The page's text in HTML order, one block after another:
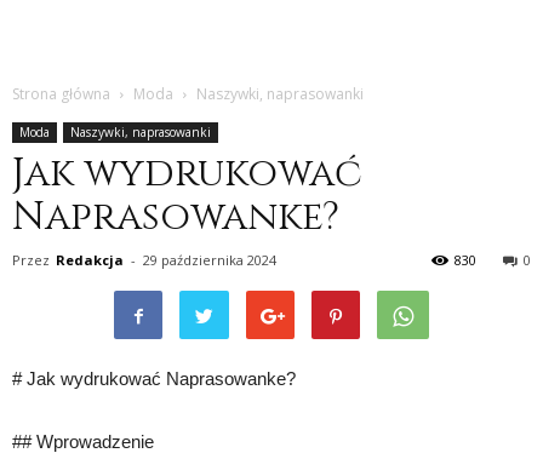
Strona główna Moda Naszywki, naprasowanki
Moda Naszywki, naprasowanki
Jak wydrukować
Naprasowanke?
Przez Redakcja - 29 października 2024 0
830
# Jak wydrukować Naprasowanke?
## Wprowadzenie